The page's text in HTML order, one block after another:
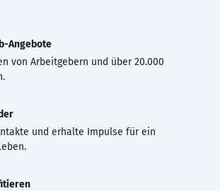
Angebote
von Arbeitgebern und über 20.000
und erhalte Impulse für ein